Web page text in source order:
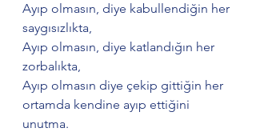
Ayıp olmasın, diye kabullendiğin her
saygısızlıkta,
Ayıp olmasın, diye katlandığın her
zorbalıkta,
Ayıp olmasın diye çekip gittiğin her
ortamda kendine ayıp ettiğini
unutma.